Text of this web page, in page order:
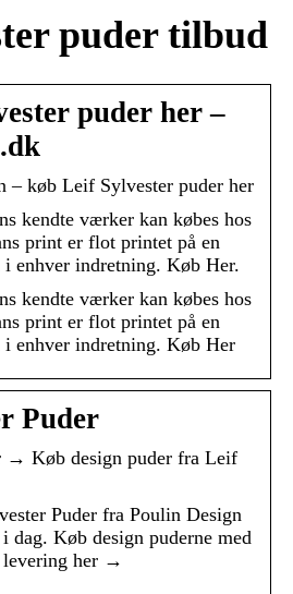
puder tilbud
puder her –
– køb Leif Sylvester puder her
kendte værker kan købes hos
print er flot printet på en
i enhver indretning. Køb Her.
kendte værker kan købes hos
print er flot printet på en
i enhver indretning. Køb Her
Puder
→ Køb design puder fra Leif
Puder fra Poulin Design
dag. Køb design puderne med
her →